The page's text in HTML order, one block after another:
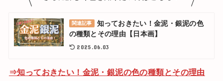
関連記事
知っておきたい！金泥・銀泥の色
の種類とその理由【日本画】
2025.06.03
⇒知っておきたい！金泥・銀泥の色の種類とその理由